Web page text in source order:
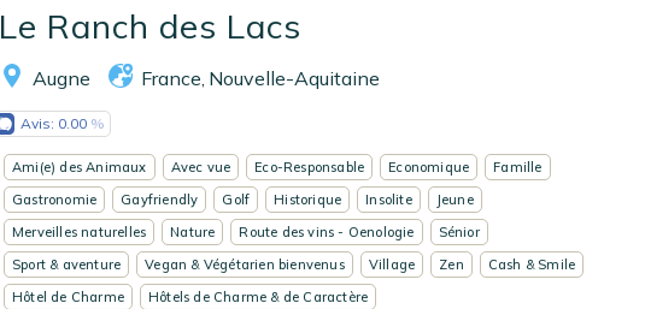
FR ES
Le Ranch des Lacs
Augne France Nouvelle-Aquitaine
Avis: 0.00
Ami(e) des Animaux Avec vue Eco-Responsable Economique
Famille
Gastronomie
Gayfriendly Golf Historique Insolite
Jeune
Merveilles naturelles
Nature Route des vins - Oenologie
Sénior
Sport & aventure
Vegan & Végétarien bienvenus Village Zen
Cash & Smile
Hôtel de Charme
Hôtels de Charme & de Caractère